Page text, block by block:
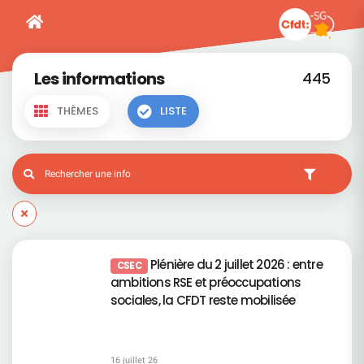
Les informations 445
THÈMES LISTE
CSEC Plénière du 2 juillet 2026 : entre
ambitions RSE et préoccupations
sociales, la CFDT reste mobilisée
16 juillet 26